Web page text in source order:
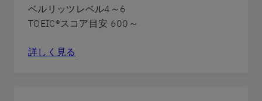
ベルリッツレベル4～6
TOEIC®スコア目安 600～
詳しく見る